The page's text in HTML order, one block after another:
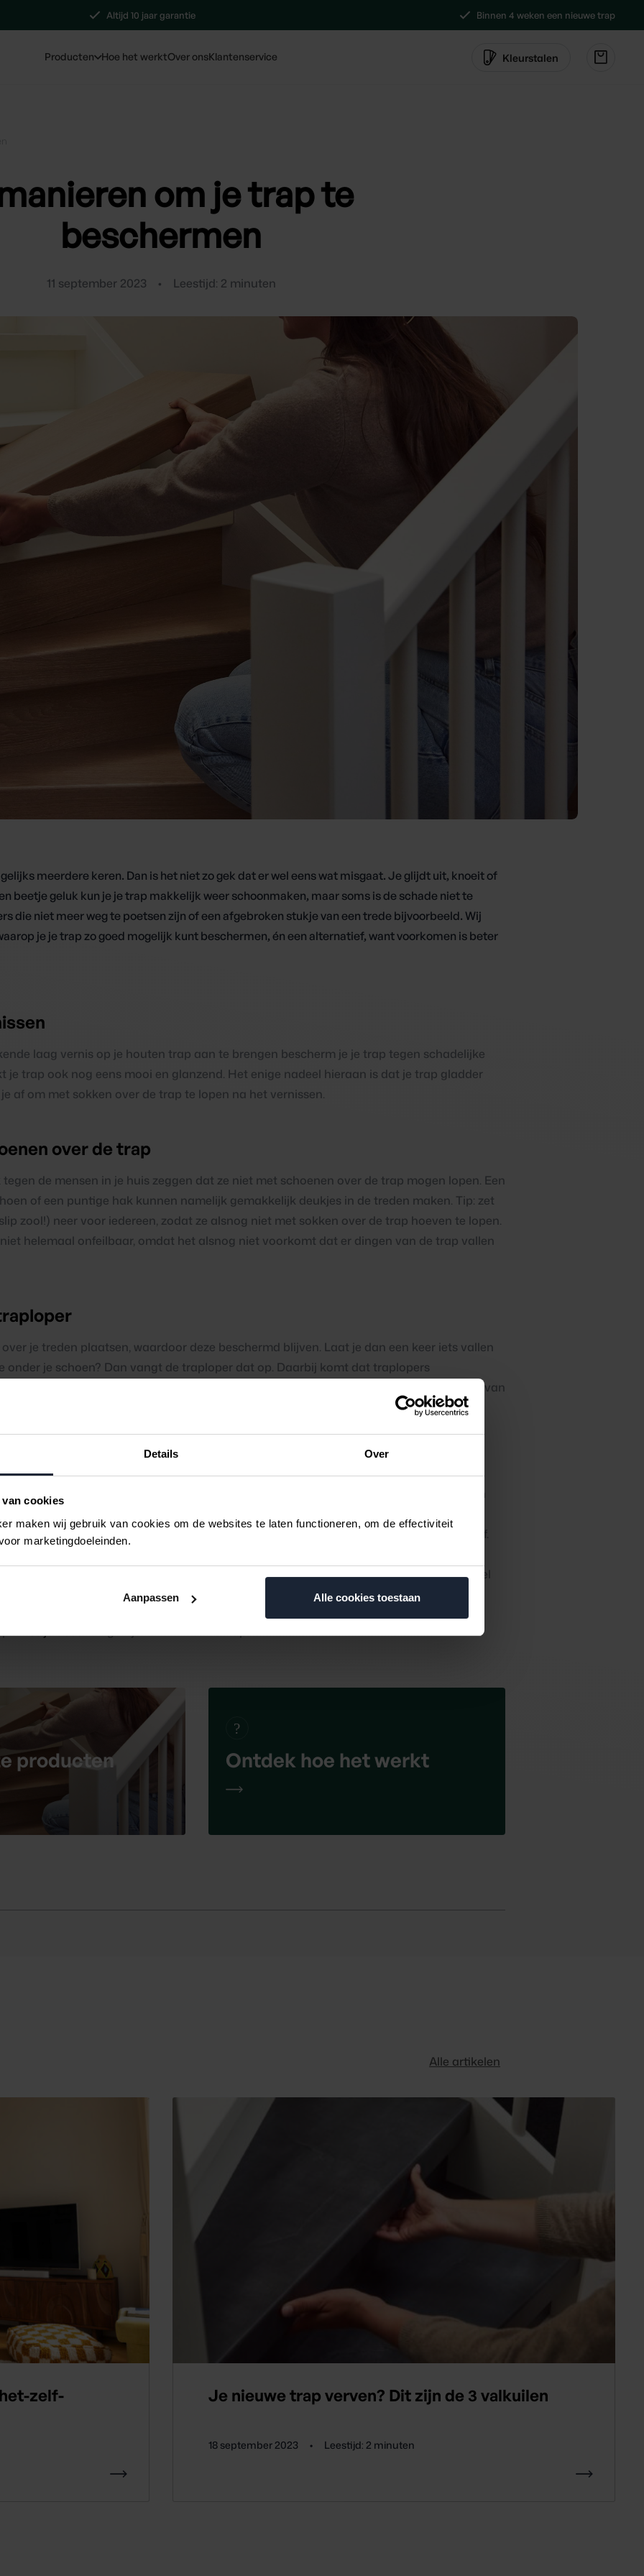
Details Over
cookies
maken wij gebruik van cookies om de websites te laten functioneren, om de effectiviteit
marketingdoeleinden.
Aanpassen Alle cookies toestaan
Altijd 10 jaar garantie Binnen 4 weken een nieuwe trap
Producten Hoe het werktOver onsKlantenservice Kleurstalen
om je trap te
beschermen
11 september 2023 • Leestijd: 2 minuten
meerdere keren. Dan is het niet zo gek dat er wel eens wat misgaat. Je glijdt uit, knoeit of
beetje geluk kun je je trap makkelijk weer schoonmaken, maar soms is de schade niet te
die niet meer weg te poetsen zijn of een afgebroken stukje van een trede bijvoorbeeld. Wij
je je trap zo goed mogelijk kunt beschermen, én een alternatief, want voorkomen is beter
laag vernis op je houten trap aan te brengen bescherm je je trap tegen schadelijke
je trap ook nog eens mooi en glanzend. Het enige nadeel hieraan is dat je trap gladder
af om met sokken over de trap te lopen na het vernissen.
over de trap
de mensen in je huis zeggen dat ze niet met schoenen over de trap mogen lopen. Een
of een puntige hak kunnen namelijk gemakkelijk deukjes in de treden maken. Tip: zet
zool!) neer voor iedereen, zodat ze alsnog niet met sokken over de trap hoeven te lopen.
helemaal onfeilbaar, omdat het alsnog niet voorkomt dat er dingen van de trap vallen
je treden plaatsen, waardoor deze beschermd blijven. Laat je dan een keer iets vallen
onder je schoen? Dan vangt de traploper dat op. Daarbij komt dat traplopers
leuke kleuren en motieven te verkrijgen zijn, dus kun je lekker losgaan. Het is wel zonde van
deze net nieuw is, omdat je door de traploper weinig meer van je eigen trap ziet.
trap te beschermen is een traprenovatie. Om er helemaal zeker van te zijn dat je houten
zelf je trap op, krijgt de overzettreden op maat thuisbezorgd, plaatst ze en kit de treden af.
ook geen sloffen voor iedereen aan te schaffen. En je hoeft al helemaal niet om de zoveel
Kies je decoren gun jezelf die nieuwe trap!
producten Ontdek hoe het werkt
Alle artikelen
zelf-
Je nieuwe trap verven? Dit zijn de 3 valkuilen
18 september 2023 • Leestijd: 2 minuten